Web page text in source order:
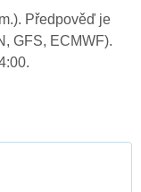
Předpověď je
GFS, ECMWF).